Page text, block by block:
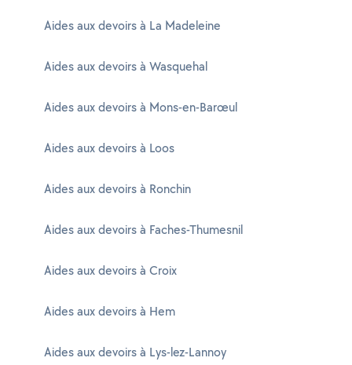
Aides aux devoirs à La Madeleine
Aides aux devoirs à Wasquehal
Aides aux devoirs à Mons-en-Barœul
Aides aux devoirs à Loos
Aides aux devoirs à Ronchin
Aides aux devoirs à Faches-Thumesnil
Aides aux devoirs à Croix
Aides aux devoirs à Hem
Aides aux devoirs à Lys-lez-Lannoy